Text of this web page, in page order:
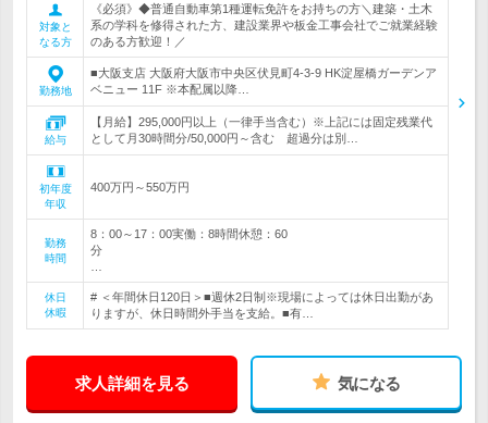
対象と
なる方
《必須》◆普通自動車第1種運転免許をお持ちの方＼建築・土木
系の学科を修得された方、建設業界や板金工事会社でご就業経験
のある方歓迎！／
勤務地
■大阪支店 大阪府大阪市中央区伏見町4-3-9 HK淀屋橋ガーデンア
ベニュー 11F ※本配属以降…
給与
【月給】295,000円以上（一律手当含む）※上記には固定残業代
として月30時間分/50,000円～含む 超過分は別…
初年度
年収
400万円～550万円
勤務
時間
8：00～17：00実働：8時間休憩：60
分
休日
休暇
# ＜年間休日120日＞■週休2日制※現場によっては休日出勤があ
りますが、休日時間外手当を支給。■有…
求人詳細を見る 気になる